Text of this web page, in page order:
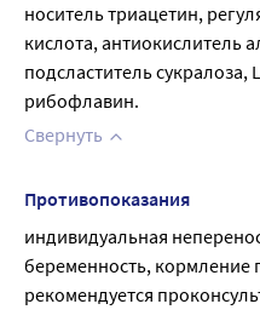
носитель триацетин,
кислота, антиокислитель
подсластитель сукралоза,
рибофлавин.
Свернуть
Противопоказания
индивидуальная
беременность,
рекомендуется